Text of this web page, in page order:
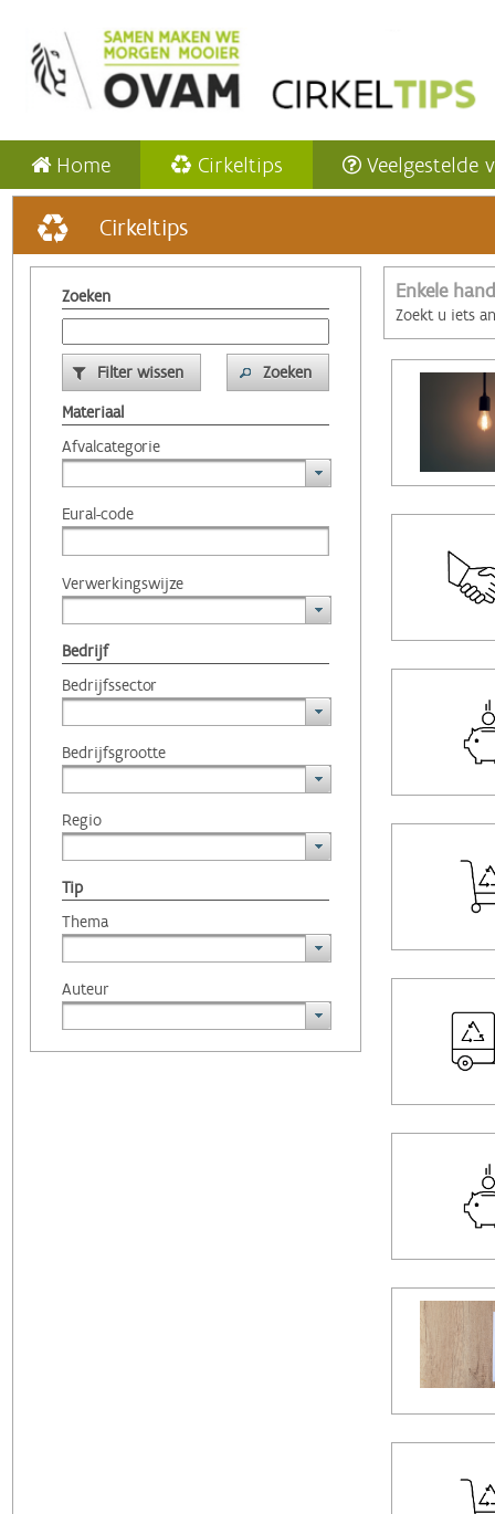
Home Cirkeltips Veelgestelde
Cirkeltips
Zoeken
Filter wissen
Zoeken
Materiaal
Afvalcategorie
Eural-code
Verwerkingswijze
Bedrijf
Bedrijfssector
Bedrijfsgrootte
Regio
Tip
Thema
Auteur
Enkele
Zoekt u iets